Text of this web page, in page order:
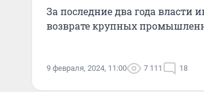
За последние два года власти
возврате крупных
9 февраля, 2024, 11:00 7 111 18